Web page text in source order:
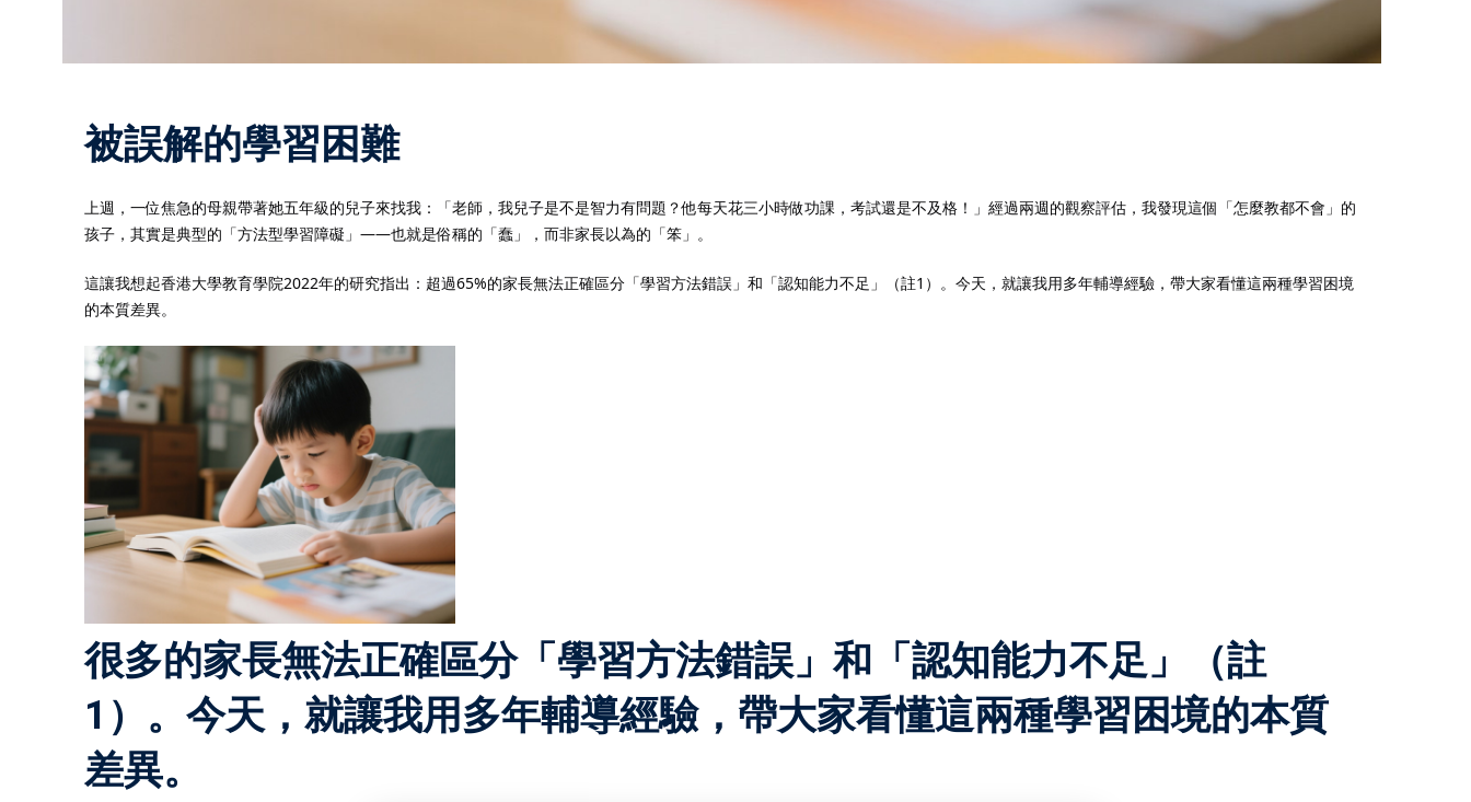
被誤解的學習困難
上週，一位焦急的母親帶著她五年級的兒子來找我：「老師，我兒子是不是智力有問題？他每天花三小時做功課，考試還是不及格！」經過兩週的觀察評估，我發現這個「怎麼教都不會」的
孩子，其實是典型的「方法型學習障礙」——也就是俗稱的「蠢」，而非家長以為的「笨」。
這讓我想起香港大學教育學院2022年的研究指出：超過65%的家長無法正確區分「學習方法錯誤」和「認知能力不足」（註1）。今天，就讓我用多年輔導經驗，帶大家看懂這兩種學習困境
的本質差異。
很多的家長無法正確區分「學習方法錯誤」和「認知能力不足」（註
1）。今天，就讓我用多年輔導經驗，帶大家看懂這兩種學習困境的本質
差異。